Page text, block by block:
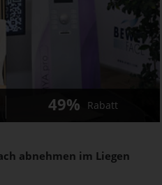
abnehmen im Liegen
49% Rabatt